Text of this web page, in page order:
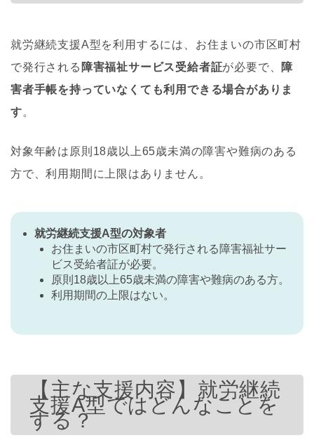
就労継続支援A型を利用するには、お住まいの市区町村
で発行される 障害福祉サービス受給者証が必要で、 障
害者手帳を持っていなくても利用できる場合がありま
す。
対象年齢は原則18歳以上65歳未満の障害や難病のある
方で、利用期間に上限はありません。
就労継続支援A型の対象者
お住まいの市区町村で発行される障害福祉サー
ビス受給者証が必要。
原則18歳以上65歳未満の障害や難病のある方。
利用期間の上限はない。
【主な支援内容】就労継続
支援A型ではどんなことを
する？